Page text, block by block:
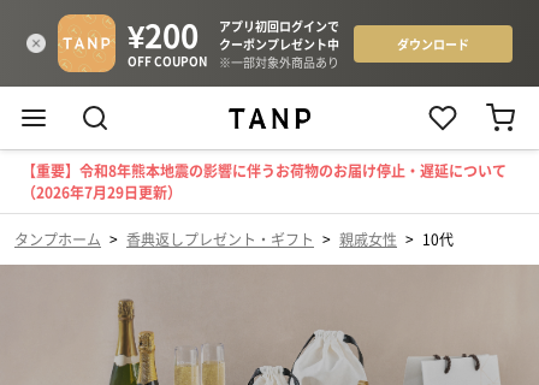
【重要】令和8年熊本地震の影響に伴うお荷物のお届け停止・遅延について
（2026年7月29日更新）
タンプホーム > 香典返しプレゼント・ギフト > 親戚女性 > 10代